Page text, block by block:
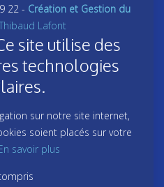
22 - Création et Gestion du
Lafont
site utilise des
technologies
sur notre site internet,
soient placés sur votre
savoir plus